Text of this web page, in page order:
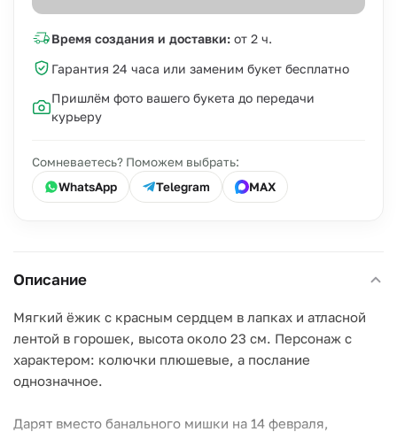
Время создания и доставки: от 2 ч.
Гарантия 24 часа или заменим букет бесплатно
Пришлём фото вашего букета до передачи
курьеру
Сомневаетесь? Поможем выбрать:
WhatsApp
Telegram MAX
Описание
Мягкий ёжик с красным сердцем в лапках и атласной
лентой в горошек, высота около 23 см. Персонаж с
характером: колючки плюшевые, а послание
однозначное.
Дарят вместо банального мишки на 14 февраля,